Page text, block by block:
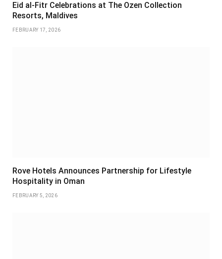
Eid al-Fitr Celebrations at The Ozen Collection
Resorts, Maldives
FEBRUARY 17, 2026
Rove Hotels Announces Partnership for Lifestyle
Hospitality in Oman
FEBRUARY 5, 2026